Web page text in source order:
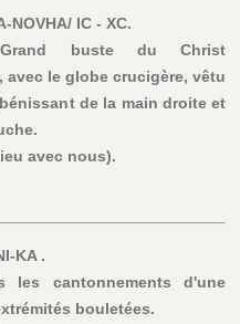
NOVHA/ IC - XC.
Grand buste du Christ
le globe crucigère, vêtu
de la main droite et
avec nous).
KA .
les cantonnements d'une
bouletées.